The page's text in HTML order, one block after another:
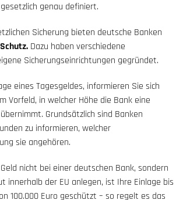
genau definiert.
Sicherung bieten deutsche Banken
Dazu haben verschiedene
Sicherungseinrichtungen gegründet.
eines Tagesgeldes, informieren Sie sich
Vorfeld, in welcher Höhe die Bank eine
Grundsätzlich sind Banken
zu informieren, welcher
sie angehören.
nicht bei einer deutschen Bank, sondern
innerhalb der EU anlegen, ist Ihre Einlage bis
100.000 Euro geschützt – so regelt es das